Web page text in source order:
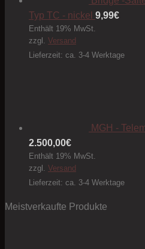
Typ TC - nickel 9,99€
Enthält 19% MwSt.
zzgl. Versand
Lieferzeit: ca. 3-4 Werktage
MGH -
2.500,00€
Enthält 19% MwSt.
zzgl. Versand
Lieferzeit: ca. 3-4 Werktage
Meistverkaufte Produkte